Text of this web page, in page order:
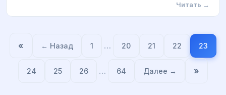
Читать →
« ← Назад 1 … 20 21 22 23
24 25 26 … 64 Далее → »